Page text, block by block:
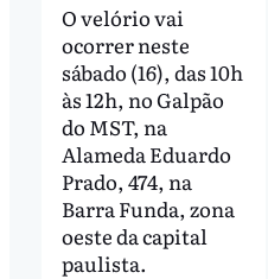
O velório vai
ocorrer neste
sábado (16), das 10h
às 12h, no Galpão
do MST, na
Alameda Eduardo
Prado, 474, na
Barra Funda, zona
oeste da capital
paulista.